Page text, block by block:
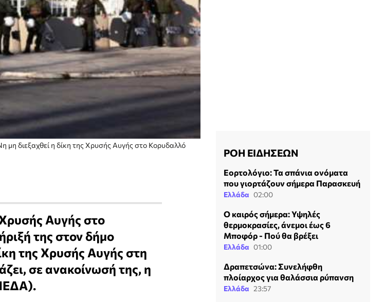
διεξαχθεί η δίκη της Χρυσής Αυγής στο Κορυδαλλό
Αυγής στο
της στον δήμο
της Χρυσής Αυγής στη
σε ανακοίνωσή της, η
ΡΟΗ ΕΙΔΗΣΕΩΝ
Εορτολόγιο: Τα σπάνια ονόματα
που γιορτάζουν σήμερα Παρασκευή
Ελλάδα 02:00
Ο καιρός σήμερα: Υψηλές
θερμοκρασίες, άνεμοι έως 6
Μποφόρ - Πού θα βρέξει
Ελλάδα 01:00
Δραπετσώνα: Συνελήφθη
πλοίαρχος για θαλάσσια ρύπανση
Ελλάδα 23:57